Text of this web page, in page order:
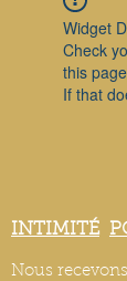
Widget
Check
this
If that
INTIMITÉ
Nous